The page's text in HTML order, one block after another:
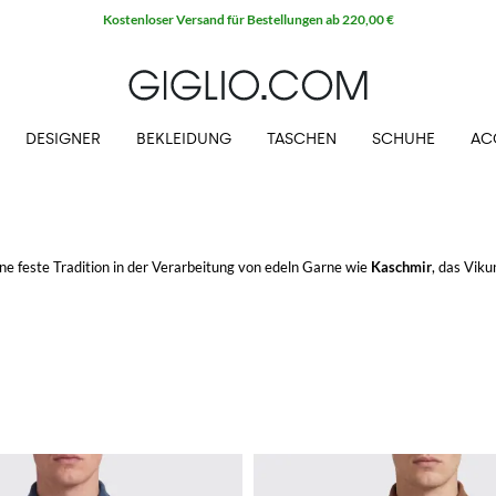
feste Tradition in der Verarbeitung von edeln Garne wie Kaschmir, das
DESIGNER BEKLEIDUNG TASCHEN SCHUHE